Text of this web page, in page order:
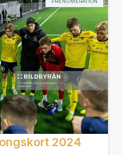
2024